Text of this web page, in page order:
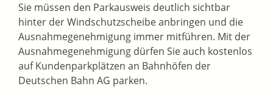
Sie müssen den Parkausweis deutlich sichtbar
hinter der Windschutzscheibe anbringen und die
Ausnahmegenehmigung immer mitführen. Mit der
Ausnahmegenehmigung dürfen Sie auch kostenlos
auf Kundenparkplätzen an Bahnhöfen der
Deutschen Bahn AG parken.